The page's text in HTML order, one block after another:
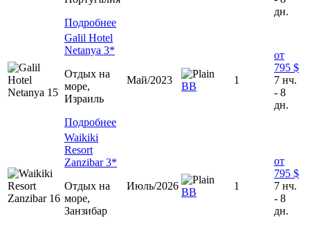
Подробнее
дн.
Galil Hotel
Netanya 3*
Отдых на
море,
Израиль
Подробнее
Май/2023
ВВ
1
от
795 $
7 нч.
- 8
дн.
Waikiki
Resort
Zanzibar 3*
Отдых на
море,
Занзибар
Июль/2026
ВВ
1
от
795 $
7 нч.
- 8
дн.